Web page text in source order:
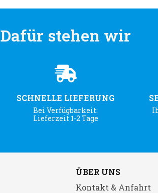
Dafür stehen wir
SCHNELLE LIEFERUNG
Bei Verfügbarkeit:
Lieferzeit 1-2 Tage
ÜBER UNS
Kontakt & Anfahrt